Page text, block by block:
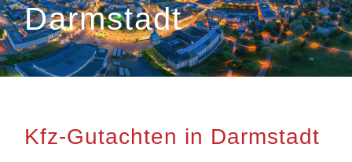
Darmstadt
Kfz-Gutachten in Darmstadt